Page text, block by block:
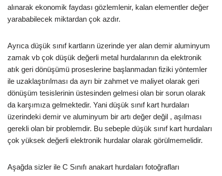
alınarak ekonomik faydası gözlemlenir, kalan elementler değer
yarababilecek miktardan çok azdır.
Ayrıca düşük sınıf kartların üzerinde yer alan demir aluminyum
zamak vb çok düşük değerli metal hurdalarının da elektronik
atık geri dönüşümü proseslerine başlanmadan fiziki yöntemler
ile uzaklaştırılması da ayrı bir zahmet ve maliyet olarak geri
dönüşüm tesislerinin üstesinden gelmesi olan bir sorun olarak
da karşımıza gelmektedir. Yani düşük sınıf kart hurdaları
üzerindeki demir ve aluminyum bir artı değer değil , aşılması
gerekli olan bir problemdir. Bu sebeple düşük sınıf kart hurdaları
çok yüksek değerli elektronik hurdalar olarak görülmemelidir.
Aşağda sizler ile C Sınıfı anakart hurdaları fotoğrafları